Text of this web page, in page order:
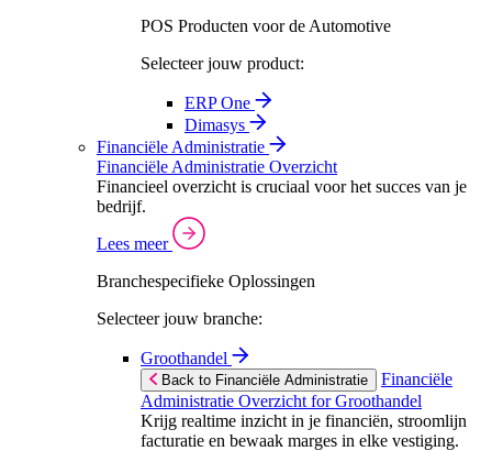
POS Producten voor de Automotive
Selecteer jouw product:
ERP One
Dimasys
Financiële Administratie
Financiële Administratie Overzicht
Financieel overzicht is cruciaal voor het succes van je
bedrijf.
Lees meer
Branchespecifieke Oplossingen
Selecteer jouw branche:
Groothandel
Back to Financiële Administratie
Financiële
Administratie Overzicht for Groothandel
Krijg realtime inzicht in je financiën, stroomlijn
facturatie en bewaak marges in elke vestiging.